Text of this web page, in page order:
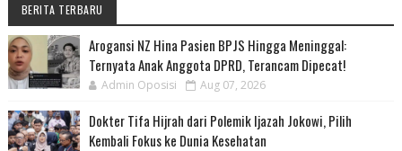
BERITA TERBARU
Arogansi NZ Hina Pasien BPJS Hingga Meninggal:
Ternyata Anak Anggota DPRD, Terancam Dipecat!
Admin Oposisi Aug 07, 2026
Dokter Tifa Hijrah dari Polemik Ijazah Jokowi, Pilih
Kembali Fokus ke Dunia Kesehatan